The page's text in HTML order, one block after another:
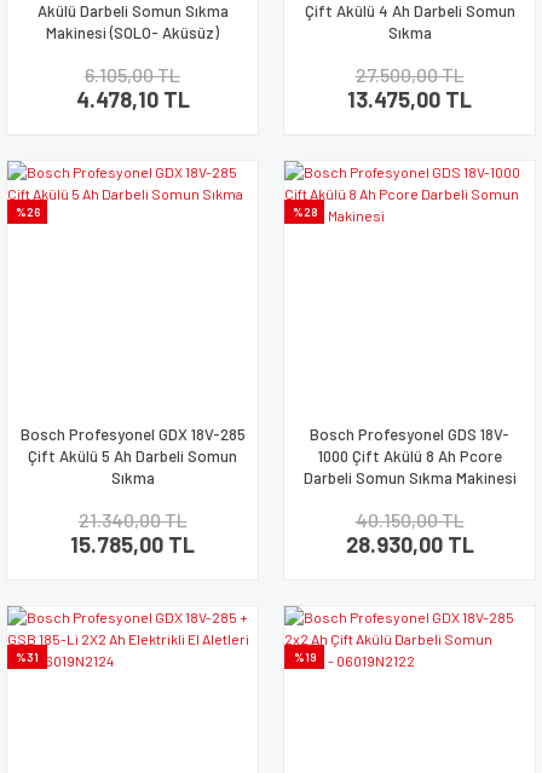
Akülü Darbeli Somun Sıkma
Makinesi (SOLO- Aküsüz)
6.105,00 TL
4.478,10 TL
Çift Akülü 4 Ah Darbeli Somun
Sıkma
27.500,00 TL
13.475,00 TL
%26
Bosch Profesyonel GDX 18V-285
Çift Akülü 5 Ah Darbeli Somun
Sıkma
21.340,00 TL
15.785,00 TL
%28
Bosch Profesyonel GDS 18V-
1000 Çift Akülü 8 Ah Pcore
Darbeli Somun Sıkma Makinesi
40.150,00 TL
28.930,00 TL
%31 %19